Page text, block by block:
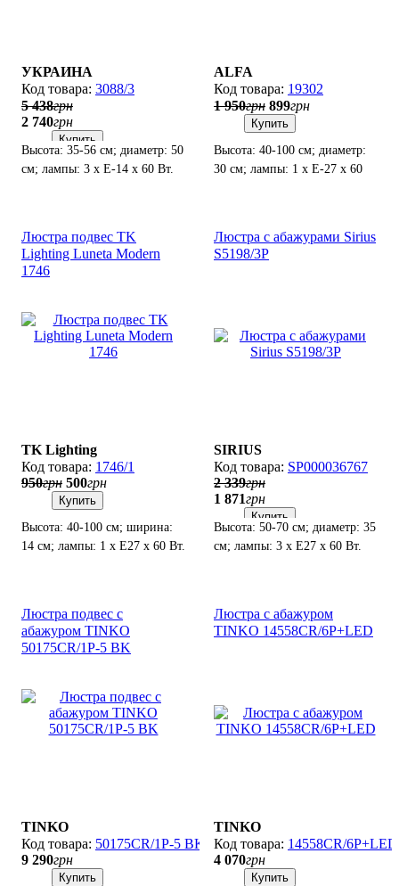
УКРАИНА
3088/3
5 438грн
2 740грн
Купить
Высота: 35-56 см; диаметр: 50
см; лампы: 3 х Е-14 х 60 Вт.
ALFA
19302
1 950грн 899грн
Купить
Высота: 40-100 см; диаметр:
30 см; лампы: 1 х Е-27 х 60
Люстра подвес TK
Lighting Luneta Modern
1746
TK Lighting
1746/1
950грн 500грн
Купить
Высота: 40-100 см; ширина:
14 см; лампы: 1 х Е27 х 60 Вт.
Люстра с абажурами Sirius
S5198/3P
SIRIUS
SP000036767
2 339грн
1 871грн
Купить
Высота: 50-70 см; диаметр: 35
см; лампы: 3 х Е27 х 60 Вт.
Люстра подвес с
абажуром TINKO
50175CR/1P-5 BK
TINKO
50175CR/1P-5 BK
9 290грн
Купить
Люстра с абажуром
TINKO 14558CR/6P+LED
TINKO
14558CR/6P+LED
4 070грн
Купить